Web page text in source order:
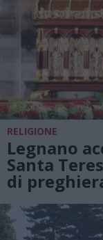
RELIGIONE
Legnano
Santa
di